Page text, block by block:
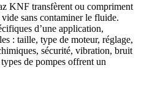
KNF transfèrent ou compriment
sans contaminer le fluide.
d’une application,
: taille, type de moteur, réglage,
sécurité, vibration, bruit
de pompes offrent un